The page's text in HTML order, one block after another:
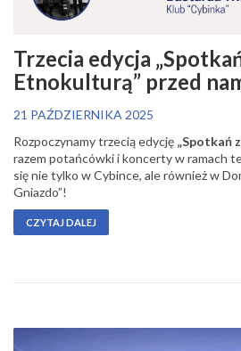
Trzecia edycja
Etnokulturą” przed
21 PAŹDZIERNIKA 2025
Rozpoczynamy trzecią edycję „Spotkań
razem potańcówki i koncerty w ramach
się nie tylko w Cybince, ale również w
Gniazdo”!
CZYTAJ DALEJ